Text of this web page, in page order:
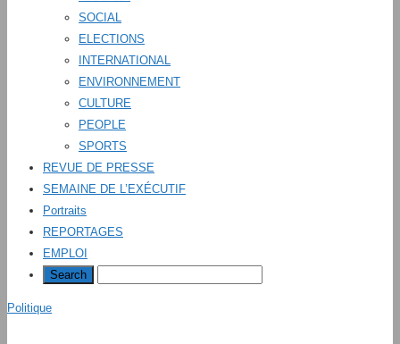
SOCIAL
ELECTIONS
INTERNATIONAL
ENVIRONNEMENT
CULTURE
PEOPLE
SPORTS
REVUE DE PRESSE
SEMAINE DE L’EXÉCUTIF
Portraits
REPORTAGES
EMPLOI
Politique